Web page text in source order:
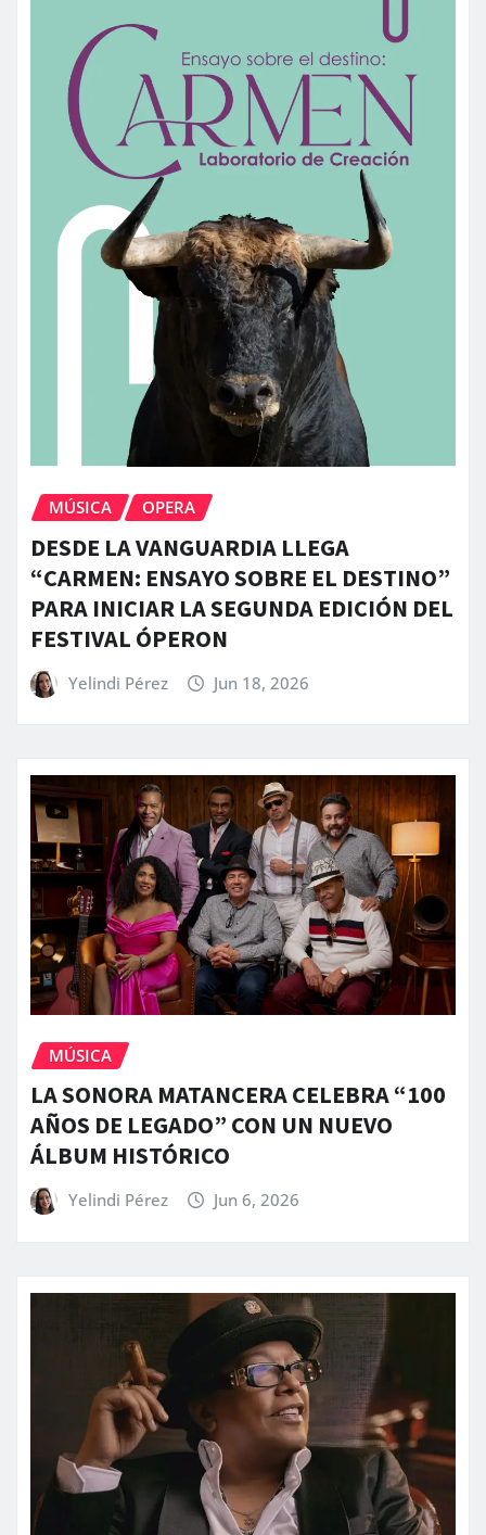
MÚSICA OPERA
DESDE LA VANGUARDIA LLEGA
“CARMEN: ENSAYO SOBRE EL DESTINO”
PARA INICIAR LA SEGUNDA EDICIÓN DEL
FESTIVAL ÓPERON
Yelindi Pérez Jun 18, 2026
MÚSICA
LA SONORA MATANCERA CELEBRA “100
AÑOS DE LEGADO” CON UN NUEVO
ÁLBUM HISTÓRICO
Yelindi Pérez Jun 6, 2026